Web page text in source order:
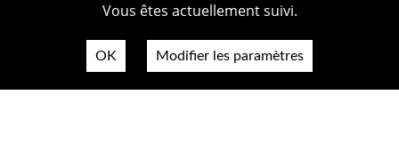
Vous êtes actuellement suivi.
OK Modifier les paramètres